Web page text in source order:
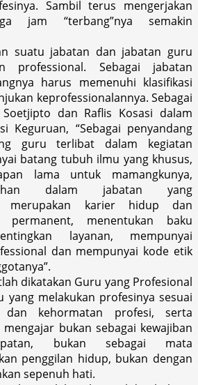
Sambil terus mengerjakan
jam “terbang”nya semakin
suatu jabatan dan jabatan guru
professional. Sebagai jabatan
harus memenuhi klasifikasi
keprofessionalannya. Sebagai
dan Raflis Kosasi dalam
Keguruan, “Sebagai penyandang
guru terlibat dalam kegiatan
batang tubuh ilmu yang khusus,
lama untuk mamangkunya,
dalam jabatan yang
merupakan karier hidup dan
permanent, menentukan baku
layanan, mempunyai
dan mempunyai kode etik
dikatakan Guru yang Profesional
yang melakukan profesinya sesuai
dan kehormatan profesi, serta
bukan sebagai kewajiban
bukan sebagai mata
penggilan hidup, bukan dengan
sepenuh hati.